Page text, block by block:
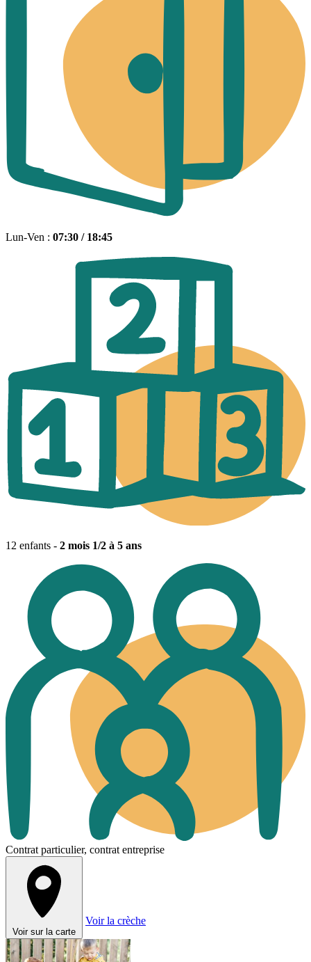
Lun-Ven : 07:30 / 18:45
12 enfants - 2 mois 1/2 à 5 ans
Contrat particulier, contrat entreprise
Voir sur la carte
Voir la crèche